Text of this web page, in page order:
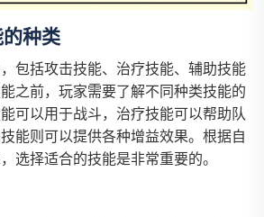
种类
包括攻击技能、治疗技能、辅助技能
之前，玩家需要了解不同种类技能的
可以用于战斗，治疗技能可以帮助队
能则可以提供各种增益效果。根据自
选择适合的技能是非常重要的。